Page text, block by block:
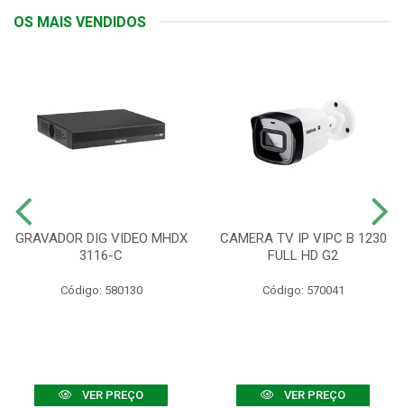
OS MAIS VENDIDOS
GRAVADOR DIG VIDEO MHDX
3116-C
Código: 580130
VER PREÇO
CAMERA TV IP VIPC B 1230
FULL HD G2
Código: 570041
VER PREÇO